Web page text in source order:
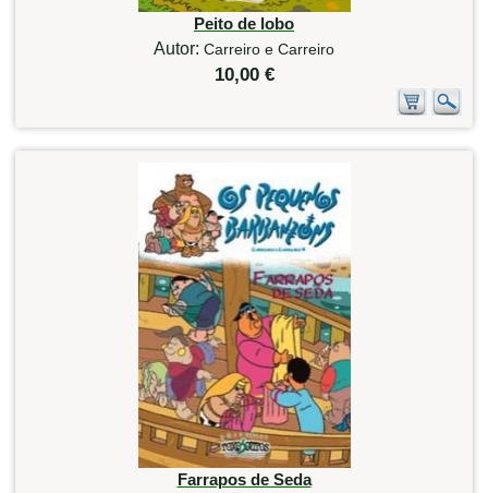
Peito de lobo
Autor: Carreiro e Carreiro
10,00 €
Farrapos de Seda